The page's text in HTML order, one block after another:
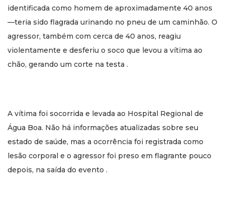
identificada como homem de aproximadamente 40 anos
—teria sido flagrada urinando no pneu de um caminhão. O
agressor, também com cerca de 40 anos, reagiu
violentamente e desferiu o soco que levou a vítima ao
chão, gerando um corte na testa .
A vítima foi socorrida e levada ao Hospital Regional de
Água Boa. Não há informações atualizadas sobre seu
estado de saúde, mas a ocorrência foi registrada como
lesão corporal e o agressor foi preso em flagrante pouco
depois, na saída do evento .